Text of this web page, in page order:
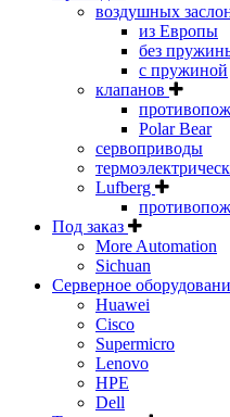
воздушных
из Европы
без
с пружиной
клапанов
Polar Bear
сервоприводы
Lufberg
Под заказ
More Automation
Sichuan
Серверное
Huawei
Cisco
Supermicro
Lenovo
HPE
Dell